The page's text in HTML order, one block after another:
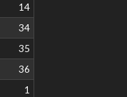
14
34
35
36
1